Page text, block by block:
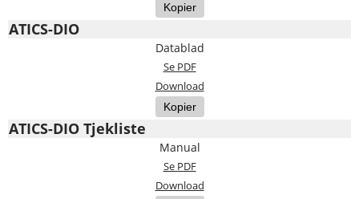
Kopier
ATICS-DIO
Datablad
Se PDF
Download
Kopier
ATICS-DIO Tjekliste
Manual
Se PDF
Download